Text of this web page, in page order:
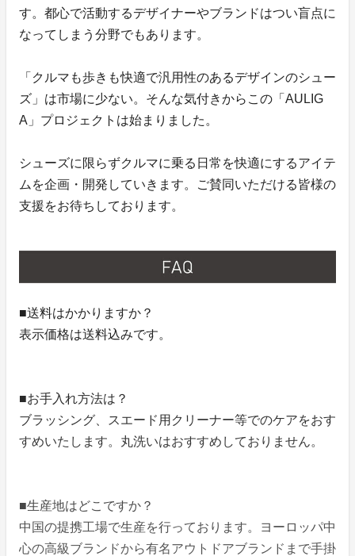
す。都心で活動するデザイナーやブランドはつい盲点に
なってしまう分野でもあります。
「クルマも歩きも快適で汎用性のあるデザインのシュー
ズ」は市場に少ない。そんな気付きからこの「AULIG
A」プロジェクトは始まりました。
シューズに限らずクルマに乗る日常を快適にするアイテ
ムを企画・開発していきます。ご賛同いただける皆様の
支援をお待ちしております。
■送料はかかりますか？
表示価格は送料込みです。
■お手入れ方法は？
ブラッシング、スエード用クリーナー等でのケアをおす
すめいたします。丸洗いはおすすめしておりません。
■生産地はどこですか？
中国の提携工場で生産を行っております。ヨーロッパ中
心の高級ブランドから有名アウトドアブランドまで手掛